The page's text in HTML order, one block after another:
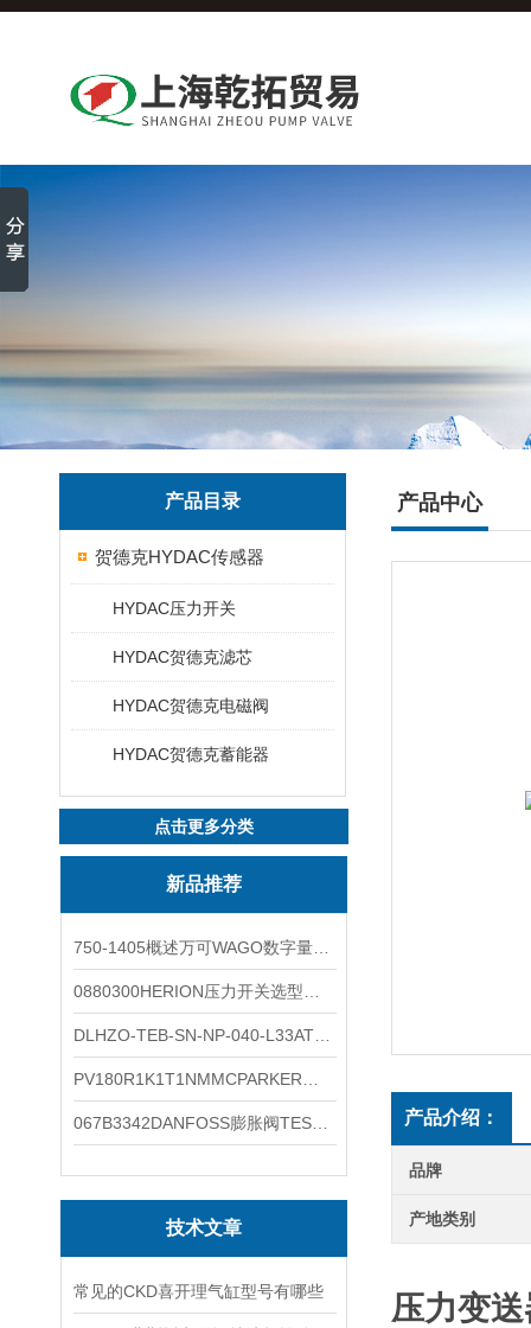
产品目录
贺德克HYDAC传感器
HYDAC压力开关
HYDAC贺德克滤芯
HYDAC贺德克电磁阀
HYDAC贺德克蓄能器
点击更多分类
新品推荐
技术文章
常见的CKD喜开理气缸型号有哪些
产品中心
产品介绍：
品牌
产地类别
压力变